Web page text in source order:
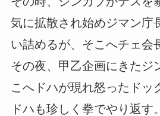
気に拡散され始めジマン庁
い詰めるが、そこへチェ会
その夜、甲乙企画にきたジ
こへドハが現れ怒ったドッ
ドハも珍しく拳でやり返す。